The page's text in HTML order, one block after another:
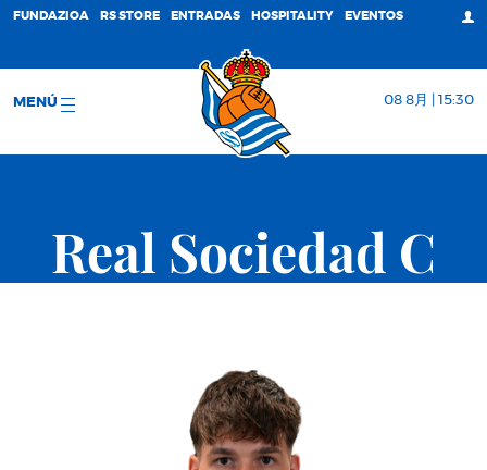
FUNDAZIOA RS STORE ENTRADAS HOSPITALITY EVENTOS
MENÚ 08 8月 | 15:30
Real Sociedad C